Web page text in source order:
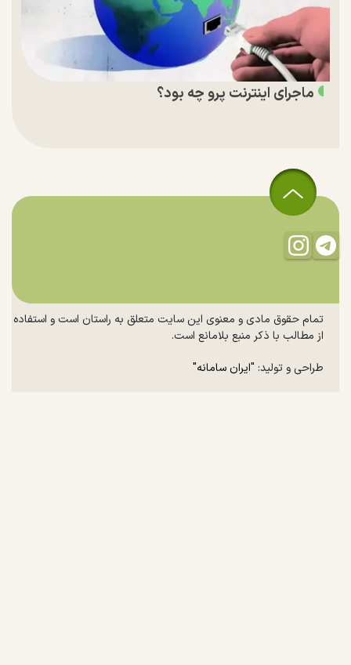
ماجرای اینترنت پرو چه بود؟
تمام حقوق مادی و معنوی این سایت متعلق به راستان است و استفاده
از مطالب با ذکر منبع بلامانع است.
طراحی و تولید: "ایران سامانه"